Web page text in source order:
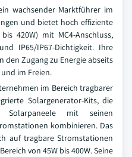
wachsender Marktführer im
und bietet hoch effiziente
420W) mit MC4-Anschluss,
IP65/IP67-Dichtigkeit. Ihre
den Zugang zu Energie abseits
im Freien.
im Bereich tragbarer
Solargenerator-Kits, die
Solarpaneele mit seinen
kombinieren. Das
auf tragbare Stromstationen
von 45W bis 400W. Seine